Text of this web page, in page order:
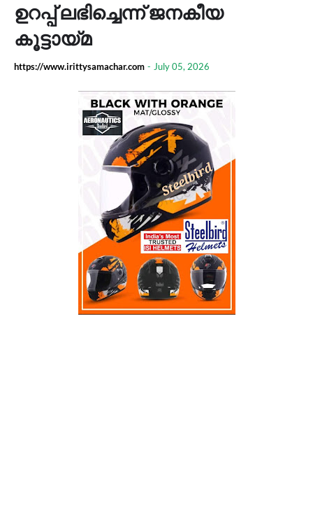
ഉറപ്പ് ലഭിച്ചെന്ന് ജനകീയ
കൂട്ടായ്മ
https://www.irittysamachar.com - July 05, 2026